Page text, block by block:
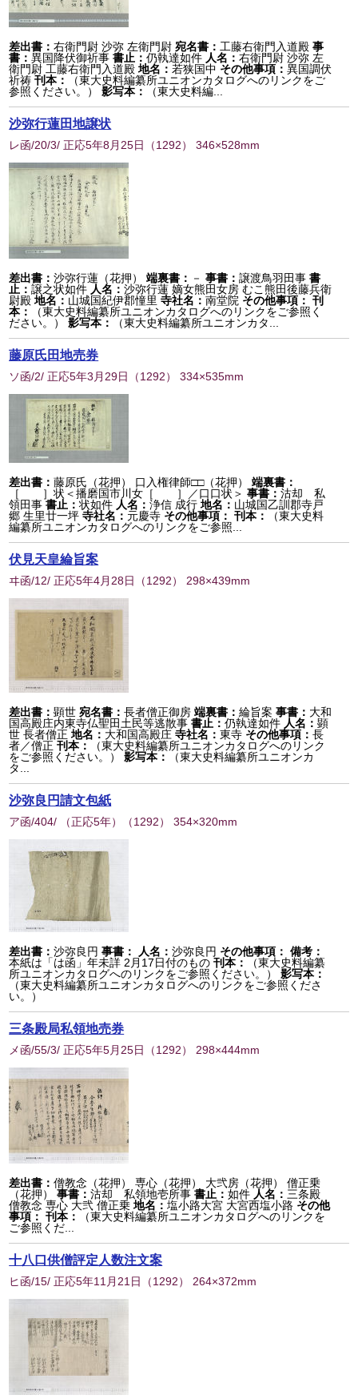
差出書：右衛門尉 沙弥 左衛門尉 宛名書： 工藤右衛門入道殿 事
書：異国降伏御祈事 書止：仍執達如件 人名：右衛門尉 沙弥 左
衛門尉 工藤右衛門入道殿 地名：若狭国中 その他事項：異国調伏
祈祷 刊本：
（東大史料編纂所ユニオンカタログへのリンクをご
参照ください。）
影写本： （東大史料編...
沙弥行蓮田地譲状
レ函/20/3/ 正応5年8月25日 （1292） 346×528mm
差出書：沙弥行蓮（花押） 端裏書： －事書：譲渡鳥羽田事 書
止：譲之状如件 人名：沙弥行蓮 嫡女熊田女房 むこ熊田後藤兵衛
尉殿 地名： 山城国紀伊郡憧里 寺社名：南堂院 その他事項： 刊
本：
（東大史料編纂所ユニオンカタログへのリンクをご参照く
ださい。）
影写本： （東大史料編纂所ユニオンカタ...
藤原氏田地売券
ソ函/2/ 正応5年3月29日 （1292） 334×535mm
差出書：藤原氏（花押） 口入権律師□□（花押）
端裏書：
［ ］状＜播磨国市川女［ ］／口口状＞事書：沽却 私
領田事 書止：状如件 人名：浄信 成行 地名： 山城国乙訓郡寺戸
郷 生里廿一坪 寺社名： 元慶寺 その他事項： 刊本：
（東大史料
編纂所ユニオンカタログへのリンクをご参照...
伏見天皇綸旨案
ヰ函/12/ 正応5年4月28日 （1292） 298×439mm
差出書：顕世 宛名書：長者僧正御房 端裏書：綸旨案 事書： 大和
国高殿庄内東寺仏聖田土民等逃散事 書止：仍執達如件 人名：顕
世 長者僧正 地名： 大和国高殿庄 寺社名：東寺 その他事項：長
者／僧正刊本：
（東大史料編纂所ユニオンカタログへのリンク
をご参照ください。）
影写本：
（東大史料編纂所ユニオンカ
タ...
沙弥良円請文包紙
ア函/404/ （正応5年） （1292） 354×320mm
差出書：沙弥良円 事書： 人名：沙弥良円 その他事項： 備考：
本紙は「は函」年未詳 2月17日付のもの 刊本：
（東大史料編纂
所ユニオンカタログへのリンクをご参照ください。）
影写本：
（東大史料編纂所ユニオンカタログへのリンクをご参照くださ
い。）
三条殿局私領地売券
メ函/55/3/ 正応5年5月25日 （1292） 298×444mm
差出書：僧教念（花押） 専心（花押） 大弐房（花押） 僧正乗
（花押）
事書：沽却 私領地壱所事書止：如件 人名： 三条殿
僧教念 専心 大弐 僧正乗 地名：塩小路大宮 大宮西塩小路 その他
事項： 刊本：
（東大史料編纂所ユニオンカタログへのリンクを
ご参照くだ...
十八口供僧評定人数注文案
ヒ函/15/ 正応5年11月21日 （1292） 264×372mm